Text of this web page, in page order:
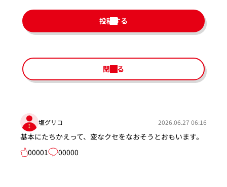
投稿する
閉じる
塩グリコ 2026.06.27 06:16
基本にたちかえって、変なクセをなおそうとおもいます。
00001
00000